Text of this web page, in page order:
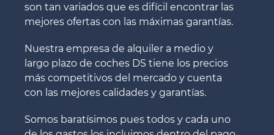
son tan variados que es difícil encontrar las
mejores ofertas con las máximas garantías.
Nuestra empresa de alquiler a medio y
largo plazo de coches DS tiene los precios
más competitivos del mercado y cuenta
con las mejores calidades y garantías.
Somos baratísimos pues todos y cada uno